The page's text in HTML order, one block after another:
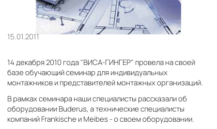
15.01.2011
14 декабря 2010 года "ВИСА-ГИНГЕР" провела на своей
базе обучающий семинар для индивидуальных
монтажников и представителей монтажных организаций.
В рамках семинара наши специалисты рассказали об
оборудовании Buderus, а технические специалисты
компаний Frankische и Meibes - о своем оборудовании.